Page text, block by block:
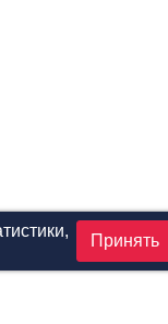
Принять